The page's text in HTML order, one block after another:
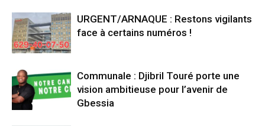
URGENT/ARNAQUE : Restons vigilants
face à certains numéros !
Communale : Djibril Touré porte une
vision ambitieuse pour l’avenir de
Gbessia